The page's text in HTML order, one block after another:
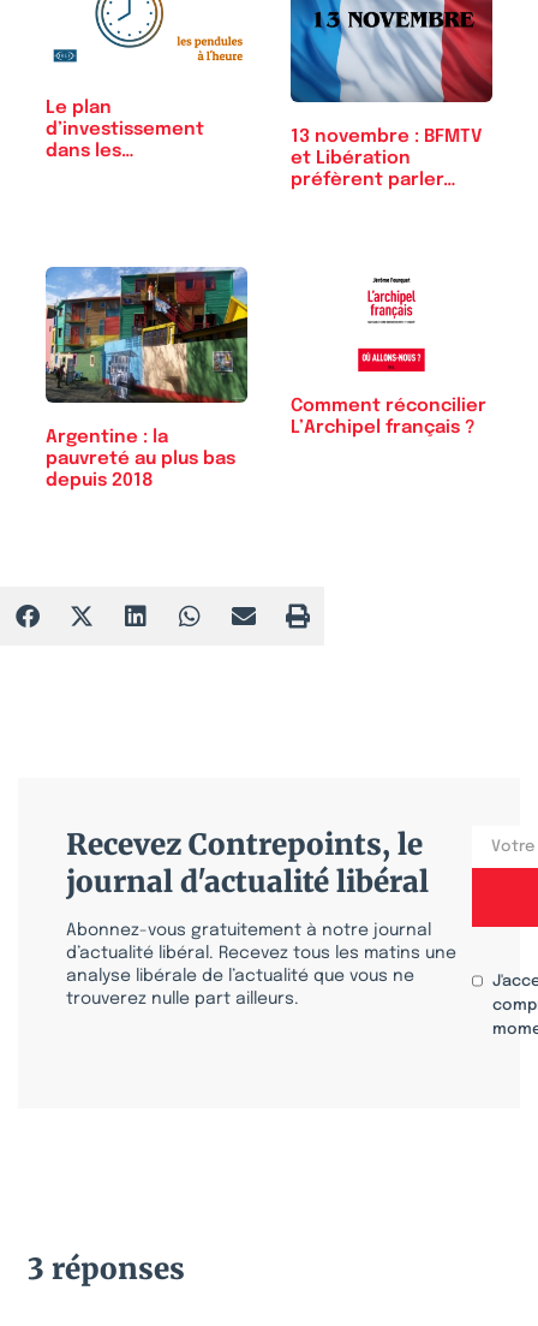
Le plan
d’investissement
dans les
13 novembre : BFMTV
et Libération
préfèrent parler…
Argentine : la
pauvreté au plus bas
depuis 2018
Comment réconcilier
L’Archipel français ?
Recevez Contrepoints, le
journal d'actualité libéral
Abonnez-vous gratuitement à notre journal
d’actualité libéral. Recevez tous les matins une
analyse libérale de l’actualité que vous ne
trouverez nulle part ailleurs.
3 réponses